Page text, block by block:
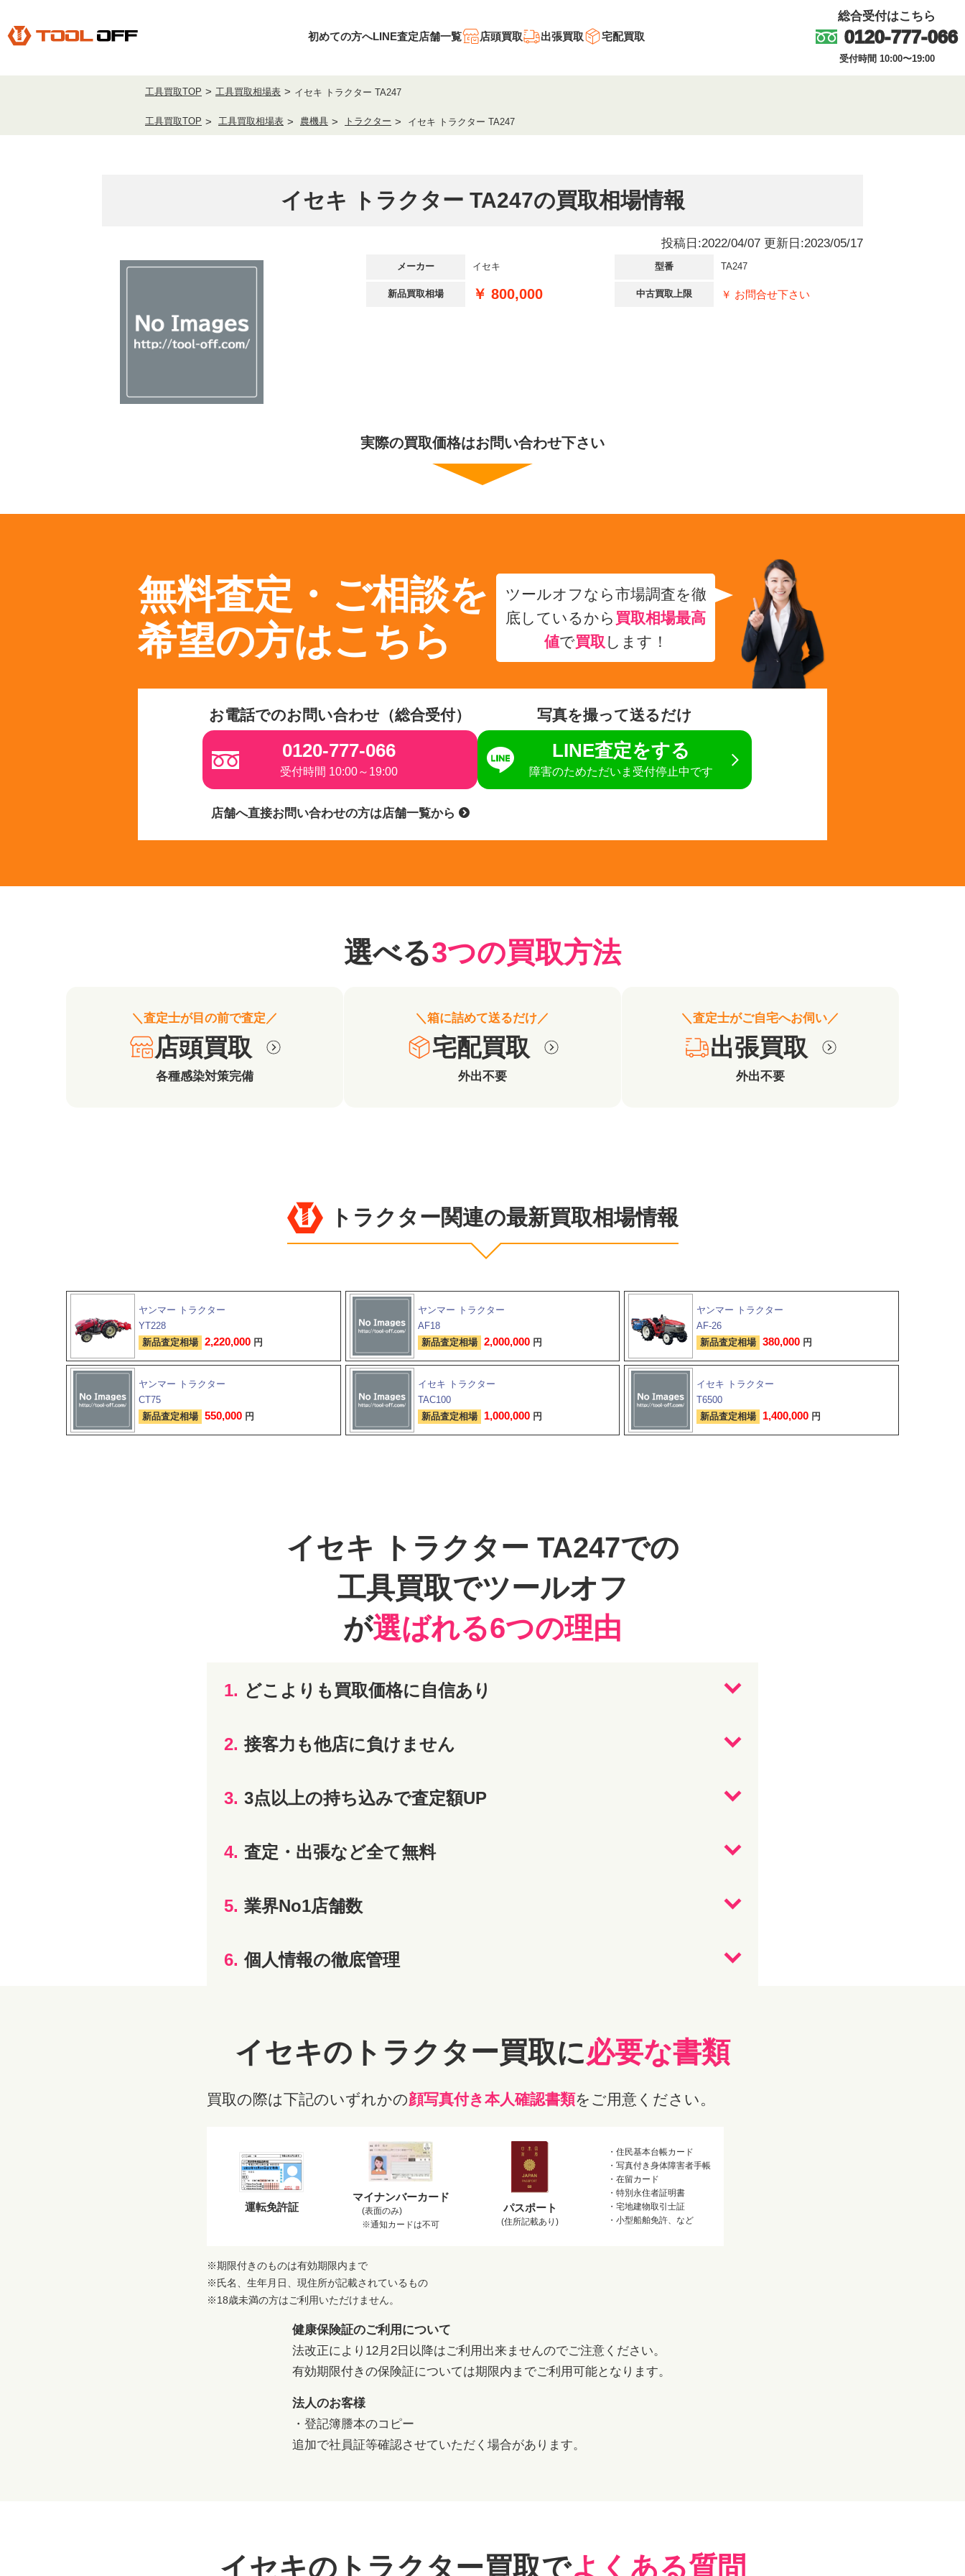
初めての方へLINE査定店舗一覧 店頭買取 出張買取 宅配買取
総合受付はこちら
0120-777-066
受付時間 10:00〜19:00
工具買取TOP 工具買取相場表 イセキ トラクター TA247
工具買取TOP 工具買取相場表 農機具 トラクター イセキ トラクター TA247
イセキ トラクター TA247の買取相場情報
投稿日:2022/04/07 更新日:2023/05/17
メーカー イセキ 型番 TA247
新品買取相場 ￥ 800,000 中古買取上限 ￥ お問合せ下さい
実際の買取価格はお問い合わせ下さい
無料査定・ご相談を
希望の方はこちら
ツールオフなら市場調査を徹
底しているから 買取相場最高
値で買取 します！
お電話でのお問い合わせ（総合受付）
0120-777-066
受付時間 10:00～19:00
写真を撮って送るだけ
LINE査定をする
障害のためただいま受付停止中です
店舗へ直接お問い合わせの方は店舗一覧から
選べる3つの買取方法
＼査定士が目の前で査定／
店頭買取
各種感染対策完備
＼箱に詰めて送るだけ／
宅配買取
外出不要
＼査定士がご自宅へお伺い／
出張買取
外出不要
トラクター関連の最新買取相場情報
ヤンマー トラクター
YT228
新品査定相場 2,220,000 円
ヤンマー トラクター
AF18
新品査定相場 2,000,000 円
ヤンマー トラクター
AF-26
新品査定相場 380,000 円
ヤンマー トラクター
CT75
新品査定相場 550,000 円
イセキ トラクター
TAC100
新品査定相場 1,000,000 円
イセキ トラクター
T6500
新品査定相場 1,400,000 円
イセキ トラクター TA247での
工具買取でツールオフ
が選ばれる6つの理由
1. どこよりも買取価格に自信あり
2. 接客力も他店に負けません
3. 3点以上の持ち込みで査定額UP
4. 査定・出張など全て無料
5. 業界No1店舗数
6. 個人情報の徹底管理
イセキのトラクター買取に必要な書類
買取の際は下記のいずれかの顔写真付き本人確認書類をご用意ください。
運転免許証
マイナンバーカード
(表面のみ)
※通知カードは不可
パスポート
(住所記載あり)
・住民基本台帳カード
・写真付き身体障害者手帳
・在留カード
・特別永住者証明書
・宅地建物取引士証
・小型船舶免許、など
※期限付きのものは有効期限内まで
※氏名、生年月日、現住所が記載されているもの
※18歳未満の方はご利用いただけません。
健康保険証のご利用について
法改正により12月2日以降はご利用出来ませんのでご注意ください。
有効期限付きの保険証については期限内までご利用可能となります。
法人のお客様
・登記簿謄本のコピー
追加で社員証等確認させていただく場合があります。
イセキのトラクター買取でよくある質問